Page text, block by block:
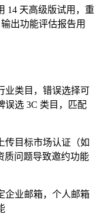
14 天高级版试用，重
出功能评估报告用
业类目，错误选择可
误选 3C 类目，匹配
传目标市场认证（如
质问题导致邀约功能
企业邮箱，个人邮箱